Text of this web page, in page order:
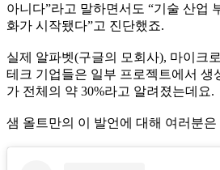
아니다”라고 말하면서도 “기술 산업
화가 시작됐다”고 진단했죠.
실제 알파벳(구글의 모회사), 마이크
테크 기업들은 일부 프로젝트에서 생
가 전체의 약 30%라고 알려졌는데요.
샘 올트만의 이 발언에 대해 여러분